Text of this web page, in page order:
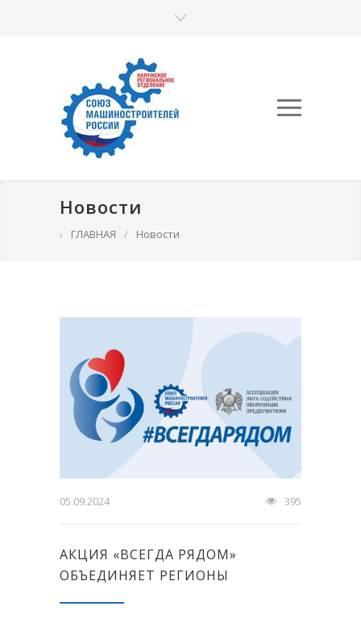
Новости
› ГЛАВНАЯ / Новости
05.09.2024 395
АКЦИЯ «ВСЕГДА РЯДОМ»
ОБЪЕДИНЯЕТ РЕГИОНЫ